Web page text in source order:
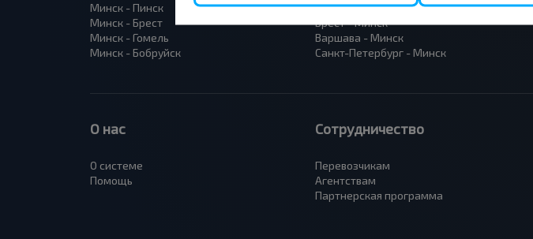
Минск - Пинск
Минск - Брест
Минск - Гомель
Минск - Бобруйск
Брест - Беловежская Пуща
Брест - Минск
Варшава - Минск
Санкт-Петербург - Минск
О нас
О системе
Помощь
Сотрудничество
Перевозчикам
Агентствам
Партнерская программа